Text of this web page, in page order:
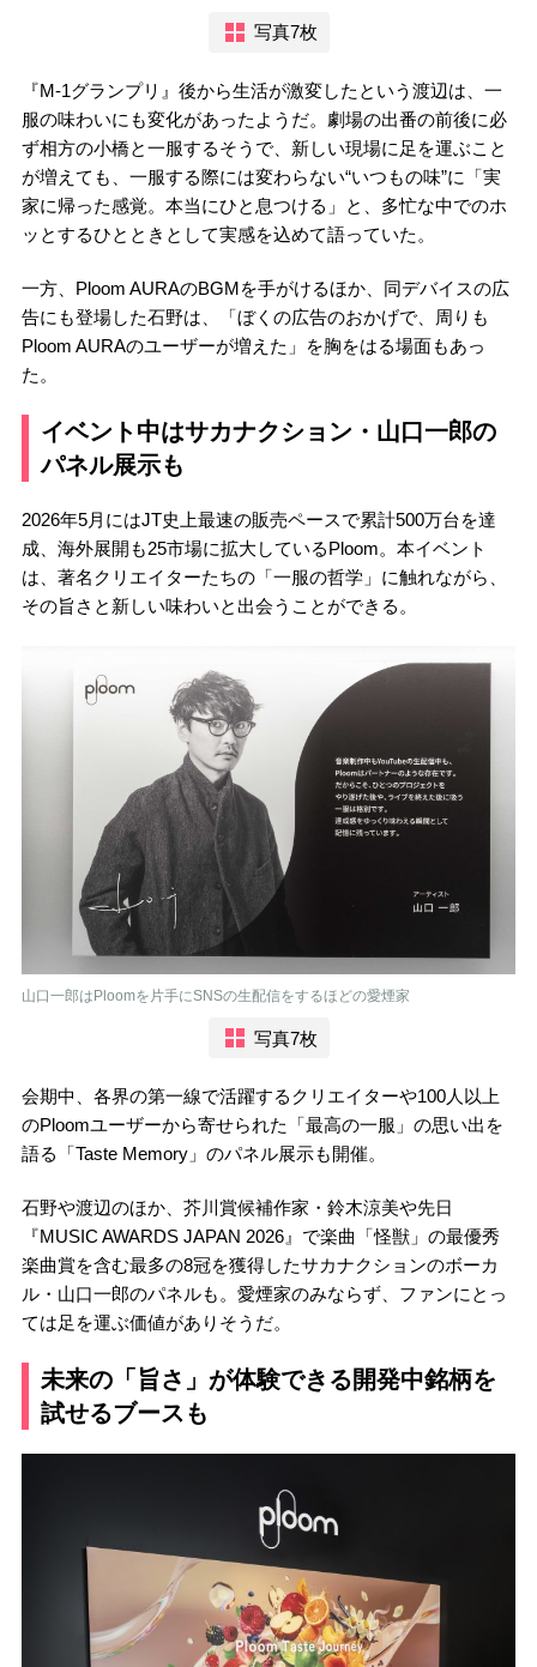
写真7枚
『M-1グランプリ』後から生活が激変したという渡辺は、一
服の味わいにも変化があったようだ。劇場の出番の前後に必
ず相方の小橋と一服するそうで、新しい現場に足を運ぶこと
が増えても、一服する際には変わらない“いつもの味”に「実
家に帰った感覚。本当にひと息つける」と、多忙な中でのホ
ッとするひとときとして実感を込めて語っていた。
一方、Ploom AURAのBGMを手がけるほか、同デバイスの広
告にも登場した石野は、「ぼくの広告のおかげで、周りも
Ploom AURAのユーザーが増えた」を胸をはる場面もあっ
た。
イベント中はサカナクション・山口一郎の
パネル展示も
2026年5月にはJT史上最速の販売ペースで累計500万台を達
成、海外展開も25市場に拡大しているPloom。本イベント
は、著名クリエイターたちの「一服の哲学」に触れながら、
その旨さと新しい味わいと出会うことができる。
山口一郎はPloomを片手にSNSの生配信をするほどの愛煙家
写真7枚
会期中、各界の第一線で活躍するクリエイターや100人以上
のPloomユーザーから寄せられた「最高の一服」の思い出を
語る「Taste Memory」のパネル展示も開催。
石野や渡辺のほか、芥川賞候補作家・鈴木涼美や先日
『MUSIC AWARDS JAPAN 2026』で楽曲「怪獣」の最優秀
楽曲賞を含む最多の8冠を獲得したサカナクションのボーカ
ル・山口一郎のパネルも。愛煙家のみならず、ファンにとっ
ては足を運ぶ価値がありそうだ。
未来の「旨さ」が体験できる開発中銘柄を
試せるブースも